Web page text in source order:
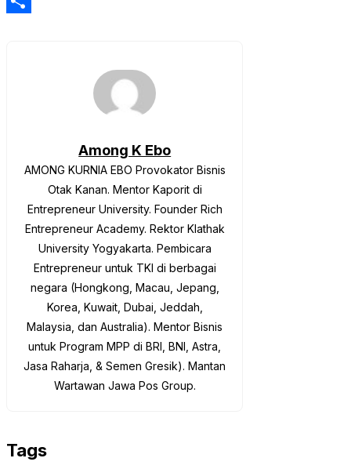
Among K Ebo
AMONG KURNIA EBO Provokator Bisnis
Otak Kanan. Mentor Kaporit di
Entrepreneur University. Founder Rich
Entrepreneur Academy. Rektor Klathak
University Yogyakarta. Pembicara
Entrepreneur untuk TKI di berbagai
negara (Hongkong, Macau, Jepang,
Korea, Kuwait, Dubai, Jeddah,
Malaysia, dan Australia). Mentor Bisnis
untuk Program MPP di BRI, BNI, Astra,
Jasa Raharja, & Semen Gresik). Mantan
Wartawan Jawa Pos Group.
Tags